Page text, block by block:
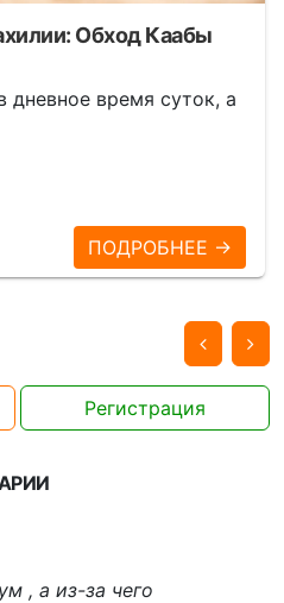
Обход Каабы
время суток, а
ПОДРОБНЕЕ →
Регистрация
, а из-за чего